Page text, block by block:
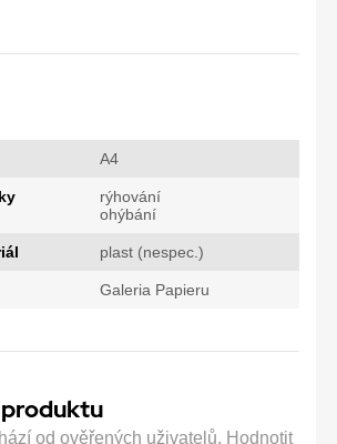
A4
rýhování
ohýbání
plast (nespec.)
Galeria Papieru
od ověřených uživatelů. Hodnotit